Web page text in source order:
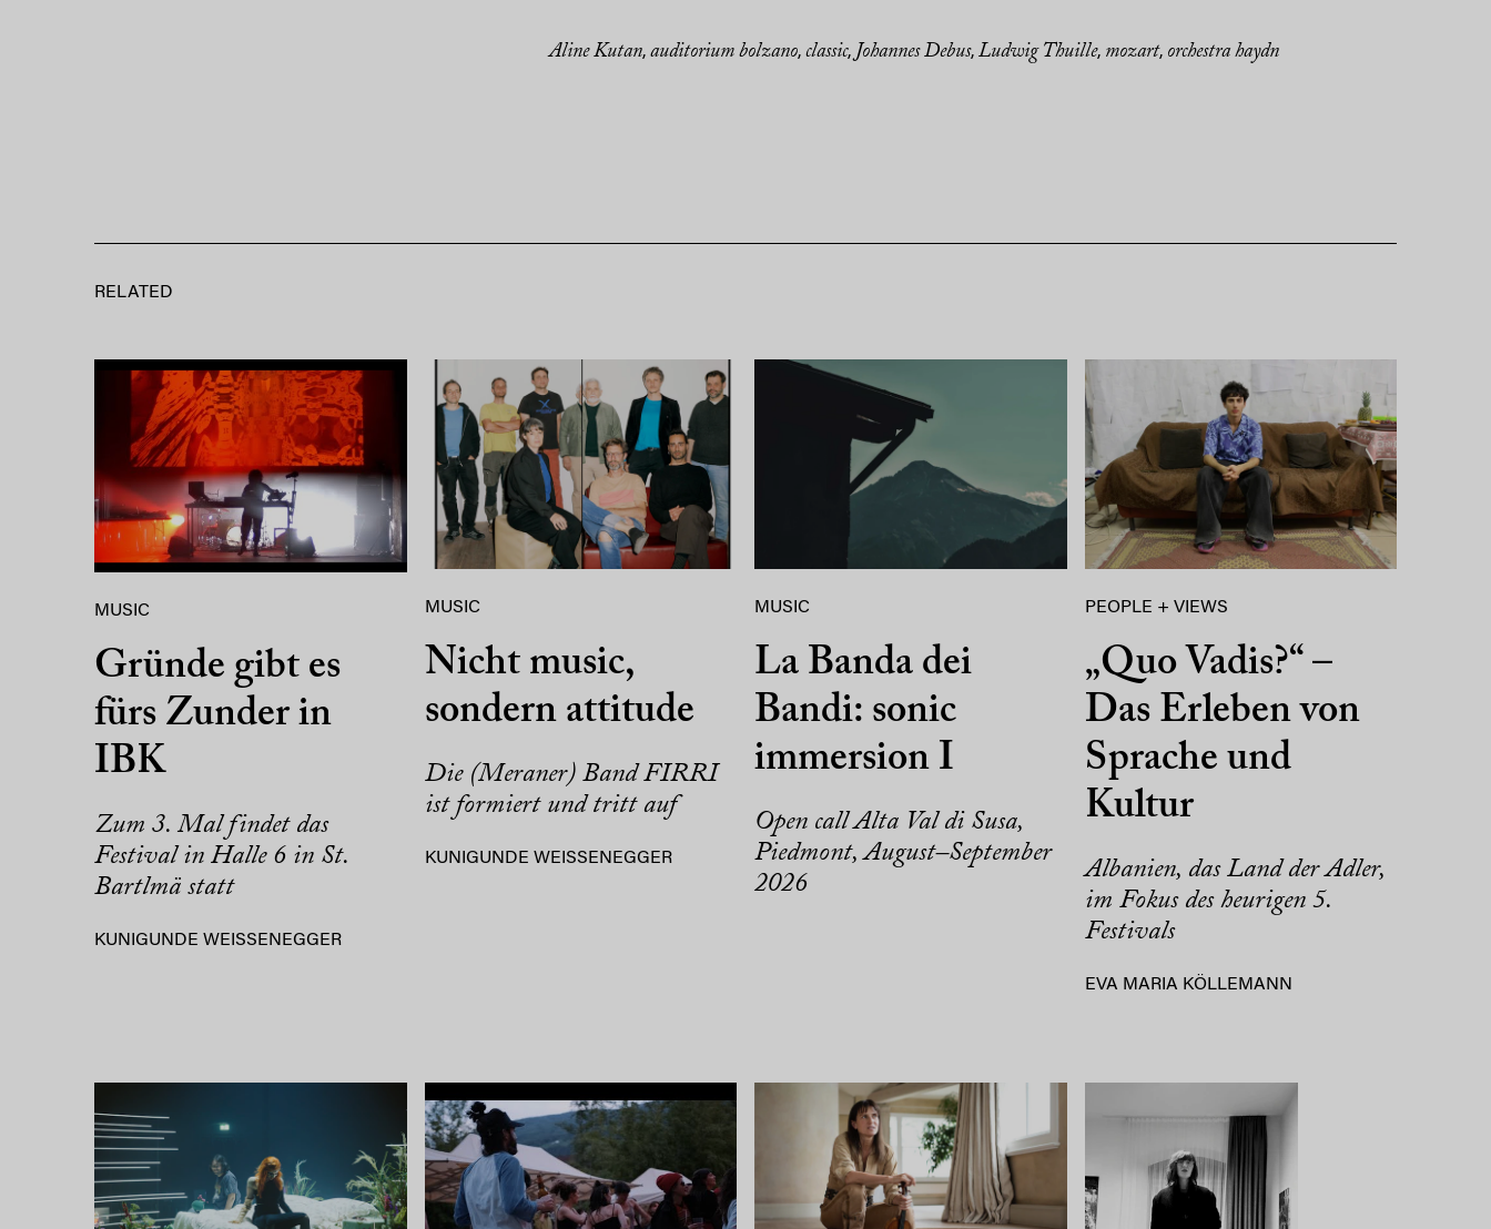
Aline Kutan, auditorium bolzano, classic, Johannes Debus, Ludwig Thuille, mozart, orchestra haydn
RELATED
MUSIC
Gründe gibt es
fürs Zunder in
IBK
Zum 3. Mal findet das
Festival in Halle 6 in St.
Bartlmä statt
KUNIGUNDE WEISSENEGGER
MUSIC
Nicht music,
sondern attitude
Die (Meraner) Band FIRRI
ist formiert und tritt auf
KUNIGUNDE WEISSENEGGER
MUSIC
La Banda dei
Bandi: sonic
immersion I
Open call Alta Val di Susa,
Piedmont, August–September
2026
PEOPLE + VIEWS
„Quo Vadis?“ –
Das Erleben von
Sprache und
Kultur
Albanien, das Land der Adler,
im Fokus des heurigen 5.
Festivals
EVA MARIA KÖLLEMANN